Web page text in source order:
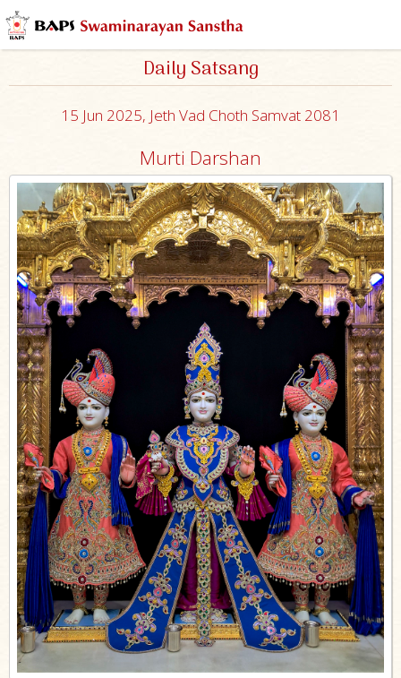
Daily Satsang
15 Jun 2025, Jeth Vad Choth Samvat 2081
Murti Darshan